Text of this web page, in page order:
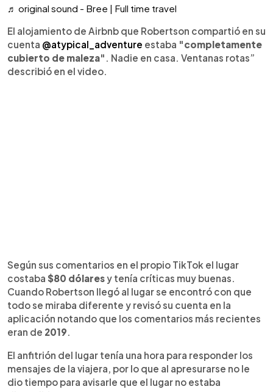
♬ original sound - Bree | Full time travel
El alojamiento de Airbnb que Robertson compartió en su
cuenta @atypical_adventure estaba "completamente
cubierto de maleza" . Nadie en casa. Ventanas rotas”
describió en el video.
Según sus comentarios en el propio TikTok el lugar
costaba $80 dólaresy tenía críticas muy buenas.
Cuando Robertson llegó al lugar se encontró con que
todo se miraba diferente y revisó su cuenta en la
aplicación notando que los comentarios más recientes
eran de 2019.
El anfitrión del lugar tenía una hora para responder los
mensajes de la viajera, por lo que al apresurarse no le
dio tiempo para avisarle que el lugar no estaba